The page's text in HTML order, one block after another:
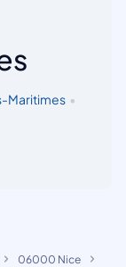
Maritimes •
06000 Nice